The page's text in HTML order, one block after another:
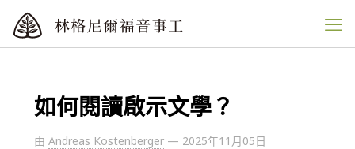
如何閱讀啟示文學？
由 Andreas Kostenberger — 2025年11月05日